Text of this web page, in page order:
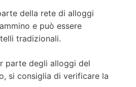
della rete di alloggi
e può essere
tradizionali.
parte degli alloggi del
si consiglia di verificare la